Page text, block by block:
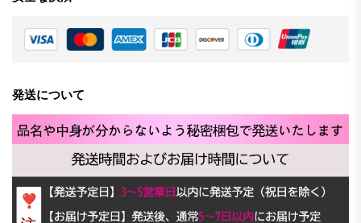
発送について